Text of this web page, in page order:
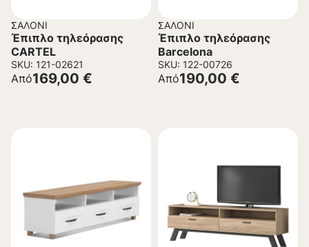
ΣΑΛΌΝΙ
Έπιπλο τηλεόρασης
CARTEL
SKU: 121-02621
Από169,00 €
ΣΑΛΌΝΙ
Έπιπλο τηλεόρασης
Barcelona
SKU: 122-00726
Από190,00 €